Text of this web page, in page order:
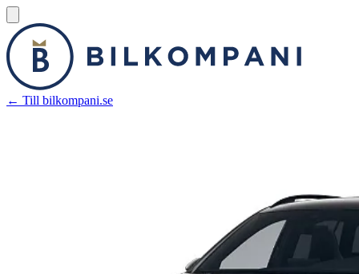
← Till bilkompani.se